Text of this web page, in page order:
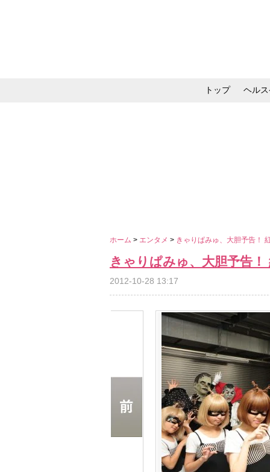
トップ ヘル
ホーム > エンタメ > きゃりぱみゅ、大胆予告！
きゃりぱみゅ、大胆予告
2012-10-28 13:17